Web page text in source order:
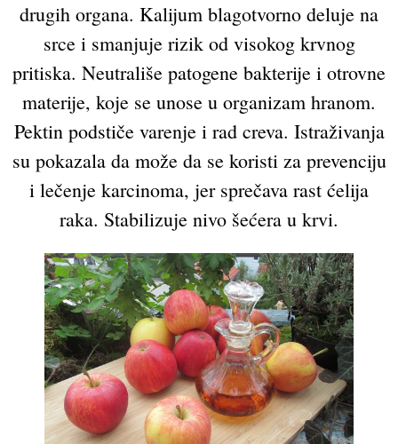
drugih organa. Kalijum blagotvorno deluje na
srce i smanjuje rizik od visokog krvnog
pritiska. Neutrališe patogene bakterije i otrovne
materije, koje se unose u organizam hranom.
Pektin podstiče varenje i rad creva. Istraživanja
su pokazala da može da se koristi za prevenciju
i lečenje karcinoma, jer sprečava rast ćelija
raka. Stabilizuje nivo šećera u krvi.